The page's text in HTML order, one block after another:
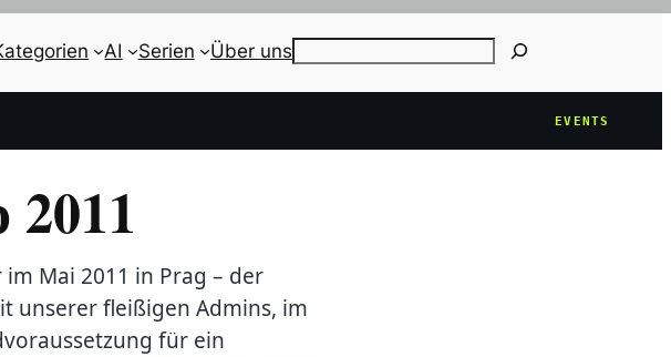
AI Serien Über uns
EVENTS
Mai 2011 in Prag – der
unserer fleißigen Admins, im
für ein